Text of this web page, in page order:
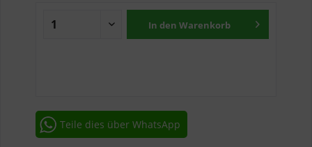
In den Warenkorb
Teile dies über WhatsApp